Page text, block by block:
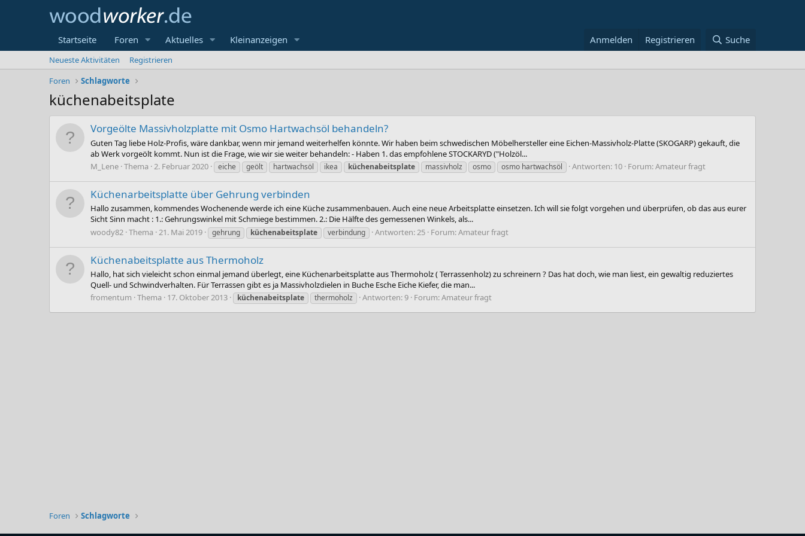
Startseite Foren Aktuelles Kleinanzeigen Anmelden Registrieren Suche
Neueste Aktivitäten
Registrieren
Foren
Schlagworte
küchenabeitsplate
Vorgeölte Massivholzplatte mit Osmo Hartwachsöl behandeln?
Guten Tag liebe Holz-Profis, wäre dankbar, wenn mir jemand weiterhelfen könnte. Wir haben beim schwedischen Möbelhersteller eine Eichen-Massivholz-Platte (SKOGARP) gekauft, die
ab Werk vorgeölt kommt. Nun ist die Frage, wie wir sie weiter behandeln: - Haben 1. das empfohlene STOCKARYD ("Holzöl...
M_Lene Thema 2. Februar 2020 eiche geölt hartwachsöl ikea küchenabeitsplate massivholz osmo osmo hartwachsöl Antworten: 10 Forum:Amateur fragt
Küchenarbeitsplatte über Gehrung verbinden
Hallo zusammen, kommendes Wochenende werde ich eine Küche zusammenbauen. Auch eine neue Arbeitsplatte einsetzen. Ich will sie folgt vorgehen und überprüfen, ob das aus eurer
Sicht Sinn macht : 1.: Gehrungswinkel mit Schmiege bestimmen. 2.: Die Hälfte des gemessenen Winkels, als...
woody82 Thema 21. Mai 2019 gehrung küchenabeitsplate verbindung Antworten: 25 Forum:Amateur fragt
Küchenabeitsplatte aus Thermoholz
Hallo, hat sich vieleicht schon einmal jemand überlegt, eine Küchenarbeitsplatte aus Thermoholz ( Terrassenholz) zu schreinern ? Das hat doch, wie man liest, ein gewaltig reduziertes
Quell- und Schwindverhalten. Für Terrassen gibt es ja Massivholzdielen in Buche Esche Eiche Kiefer, die man...
fromentum Thema 17. Oktober 2013 küchenabeitsplate thermoholz Antworten: 9 Forum:Amateur fragt
Foren Schlagworte